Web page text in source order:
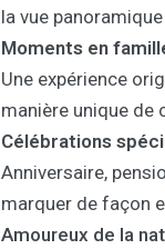
la vue
Moments en
Une expérience
manière unique de
Célébrations
Anniversaire,
marquer de façon
Amoureux de la